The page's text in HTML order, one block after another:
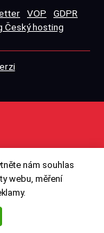
VOP
GDPR
Český hosting
nám souhlas
webu, měření